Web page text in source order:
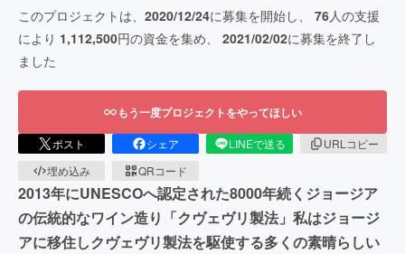
このプロジェクトは、 2020/12/24に募集を開始し、 76人の支援
により 1,112,500円の資金を集め、 2021/02/02に募集を終了し
ました
もう一度プロジェクトをやってほしい
ポスト シェア LINEで送る
URLコピー
埋め込み
QRコード
2013年にUNESCOへ認定された8000年続くジョージア
の伝統的なワイン造り「クヴェヴリ製法」私はジョージ
アに移住しクヴェヴリ製法を駆使する多くの素晴らしい